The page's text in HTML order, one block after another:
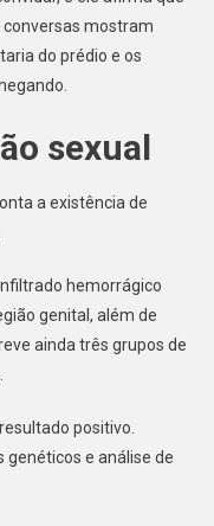
mostram
do prédio e os
sexual
a existência de
hemorrágico
genital, além de
ainda três grupos de
positivo.
e análise de